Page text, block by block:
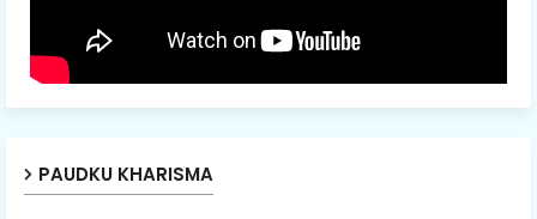
PAUDKU KHARISMA